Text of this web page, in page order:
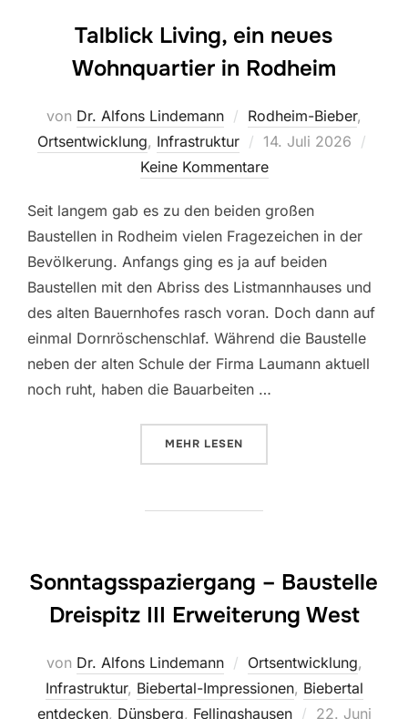
Talblick Living, ein neues
Wohnquartier in Rodheim
von Dr. Alfons Lindemann Rodheim-Bieber,
Ortsentwicklung, Infrastruktur
Veröffentlicht
am
14. Juli 2026
Keine Kommentare
Seit langem gab es zu den beiden großen
Baustellen in Rodheim vielen Fragezeichen in der
Bevölkerung. Anfangs ging es ja auf beiden
Baustellen mit den Abriss des Listmannhauses und
des alten Bauernhofes rasch voran. Doch dann auf
einmal Dornröschenschlaf. Während die Baustelle
neben der alten Schule der Firma Laumann aktuell
noch ruht, haben die Bauarbeiten …
MEHR ÜBER „TALBLICK LIVING, EIN
LESEN
Sonntagsspaziergang – Baustelle
Dreispitz III Erweiterung West
von Dr. Alfons Lindemann Ortsentwicklung,
Infrastruktur, Biebertal-Impressionen, Biebertal
entdecken, Dünsberg, Fellingshausen
Veröffentlicht
22. Juni